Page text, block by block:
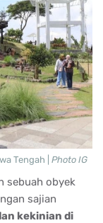
Tengah |
Photo IG
sebuah obyek
sajian
kekinian di